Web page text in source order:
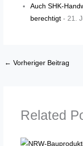
Auch SHK-
berechtigt - 21.
← Vorheriger Beitrag
Related